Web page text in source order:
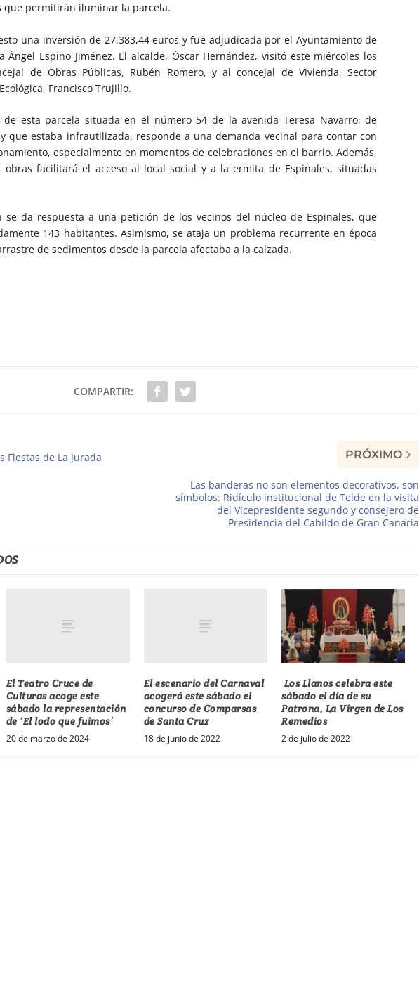
que permitirán iluminar la parcela.
una inversión de 27.383,44 euros y fue adjudicada por el Ayuntamiento de
Ángel Espino Jiménez. El alcalde, Óscar Hernández, visitó este miércoles los
de Obras Públicas, Rubén Romero, y al concejal de Vivienda, Sector
Francisco Trujillo.
de esta parcela situada en el número 54 de la avenida Teresa Navarro, de
que estaba infrautilizada, responde a una demanda vecinal para contar con
especialmente en momentos de celebraciones en el barrio. Además,
facilitará el acceso al local social y a la ermita de Espinales, situadas
se da respuesta a una petición de los vecinos del núcleo de Espinales, que
143 habitantes. Asimismo, se ataja un problema recurrente en época
de sedimentos desde la parcela afectaba a la calzada.
COMPARTIR:
Fiestas de La Jurada
PRÓXIMO
Las banderas no son elementos decorativos, son
símbolos: Ridículo institucional de Telde en la visita
del Vicepresidente segundo y consejero de
Presidencia del Cabildo de Gran Canaria
El Teatro Cruce de
Culturas acoge este
sábado la representación
de ‘El lodo que fuimos’
20 de marzo de 2024
El escenario del Carnaval
acogerá este sábado el
concurso de Comparsas
de Santa Cruz
18 de junio de 2022
Los Llanos celebra este
sábado el día de su
Patrona, La Virgen de Los
Remedios
2 de julio de 2022